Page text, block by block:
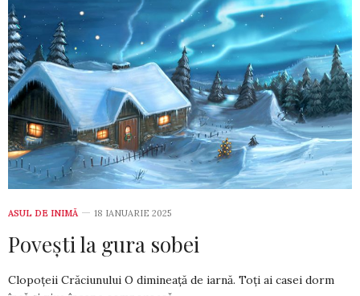
ASUL DE INIMĂ 18 IANUARIE 2025
Povești la gura sobei
Clopoțeii Crăciunului O dimineaţă de iarnă. Toți ai ca­sei dorm